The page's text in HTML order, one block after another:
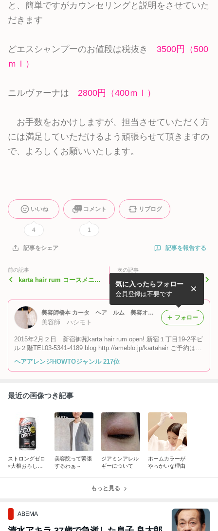
と、簡単ですがカウンセリングと説明をさせていた
だきます
どエスシャンプーのお値段は税抜き 3500円（500
ｍｌ）
ニルヴァーナは 2800円（400ｍｌ）
お手数をおかけしますが、担当させていただく方
には満足していただけるよう頑張らせて頂きますの
で、よろしくお願いいたします。
いいね
4
コメント
1
リブログ
記事をシェア 記事を報告する
前の記事
karta hair rum コースメニュ
次の記事
新宿御苑 karta hair rum
（カータヘアルム） アクセ
ス
美容師橋本 カータ ヘア ルム 美容オタクblog
美容師 ハシモト
2015年2月２日 新宿御苑karta hair rum open! 新宿１丁目19-2平ビ
ル２階TEL03-5341-4189 blog http://ameblo.jp/kartahair ご予約はお
電話 メール HPBにて あなただけのオーダーメイドな施術を♪
少しでも貴方のヘアライフが素敵になればと願いブログを書いてい
気に入ったらフォロー
会員登録は不要です
フォロー
ヘアアレンジHOWTOジャンル 217位
最近の画像つき記事
ストロングゼロ
×大根おろしが
美容院って緊張
するわぁ～
ジアミンアレル
ギーについて
ホームカラーが
やっかいな理由
もっと見る
ABEMA